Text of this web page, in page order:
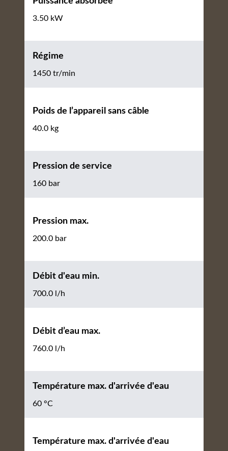
3.50 kW
Régime
1450 tr/min
Poids de l’appareil sans câble
40.0 kg
Pression de service
160 bar
Pression max.
200.0 bar
Débit d'eau min.
700.0 l/h
Débit d’eau max.
760.0 l/h
Température max. d'arrivée d'eau
60 °C
Température max. d'arrivée d'eau